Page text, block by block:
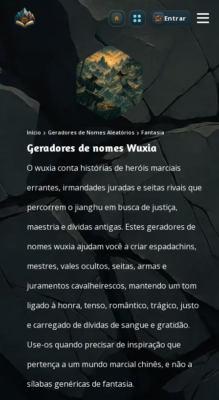
Atualizar Entrar
Início Geradores de Nomes Aleatórios Fantasia
Geradores de nomes Wuxia
O wuxia conta histórias de heróis marciais
errantes, irmandades juradas e seitas rivais que
percorrem o jianghu em busca de justiça,
maestria e dívidas antigas. Estes geradores de
nomes wuxia ajudam você a criar espadachins,
mestres, vales ocultos, seitas, armas e
juramentos cavalheirescos, mantendo um tom
ligado à honra, tenso, romântico, trágico, justo
e carregado de dívidas de sangue e gratidão.
Use-os quando precisar de inspiração que
pertença a um mundo marcial chinês, e não a
sílabas genéricas de fantasia.